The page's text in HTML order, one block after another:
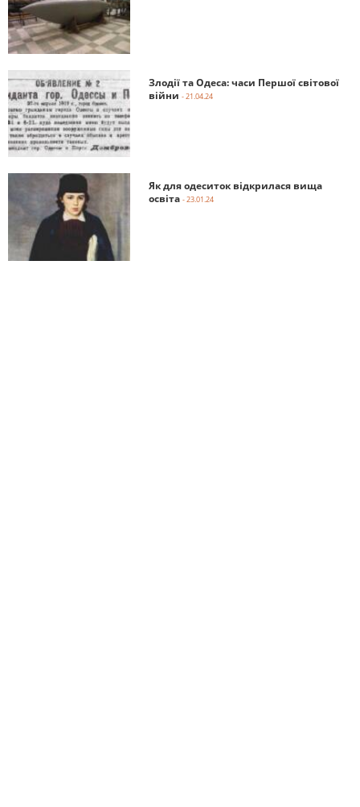
Злодії та Одеса: часи Першої світової
війни - 21.04.24
Як для одеситок відкрилася вища
освіта - 23.01.24